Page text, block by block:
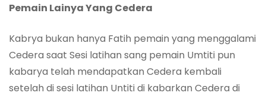
Pemain Lainya Yang Cedera
Kabrya bukan hanya Fatih pemain yang menggalami
Cedera saat Sesi latihan sang pemain Umtiti pun
kabarya telah mendapatkan Cedera kembali
setelah di sesi latihan Untiti di kabarkan Cedera di